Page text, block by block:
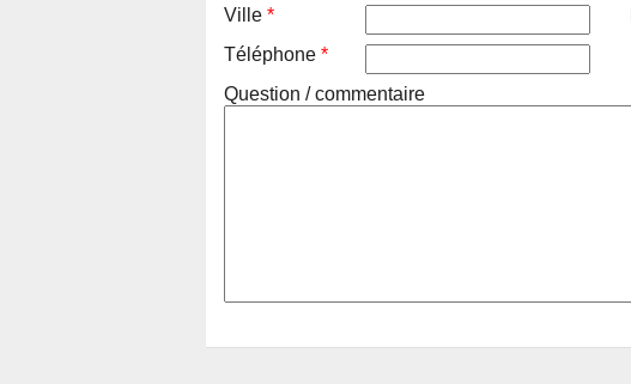
Ville *
Téléphone *
Question / commentaire